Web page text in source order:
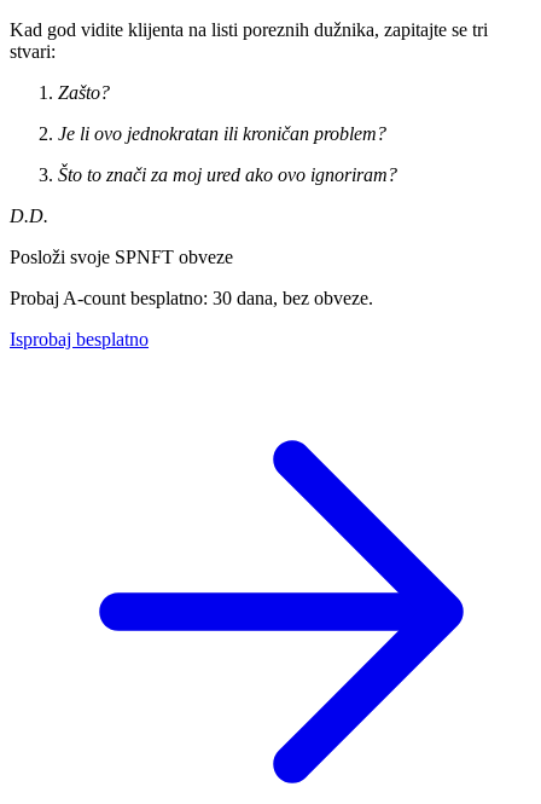
Kad god vidite klijenta na listi poreznih dužnika, zapitajte se tri
stvari:
Zašto?
Je li ovo jednokratan ili kroničan problem?
Što to znači za moj ured ako ovo ignoriram?
D.D.
Posloži svoje SPNFT obveze
Probaj A-count besplatno: 30 dana, bez obveze.
Isprobaj besplatno